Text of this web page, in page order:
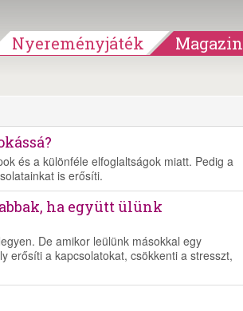
Nyereményjáték Magazin
és a különféle elfoglaltságok miatt. Pedig a
is erősíti.
ha együtt ülünk
De amikor leülünk másokkal egy
erősíti a kapcsolatokat, csökkenti a stresszt,